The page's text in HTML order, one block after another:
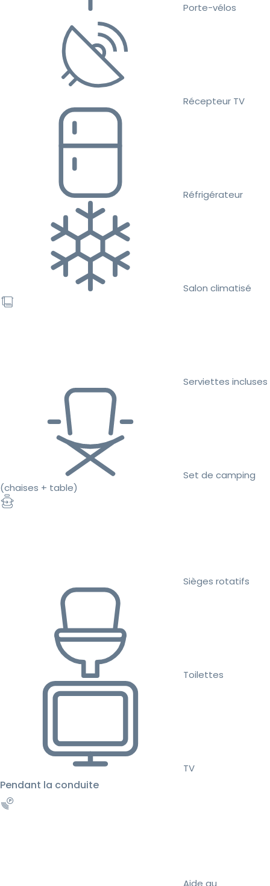
Porte-vélos
Récepteur TV
Réfrigérateur
Salon climatisé
Serviettes incluses
Set de camping
(chaises + table)
Sièges rotatifs
Toilettes
TV
Pendant la conduite
Aide au